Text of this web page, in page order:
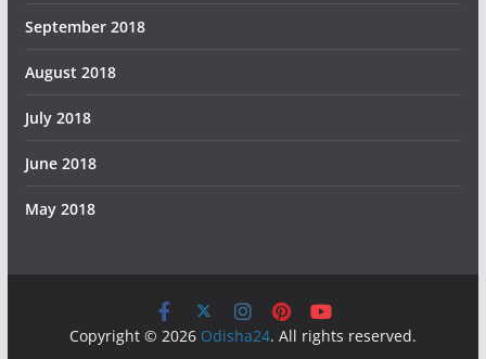
September 2018
August 2018
July 2018
June 2018
May 2018
Copyright © 2026 Odisha24. All rights reserved.